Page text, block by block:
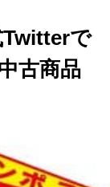
で
古商品